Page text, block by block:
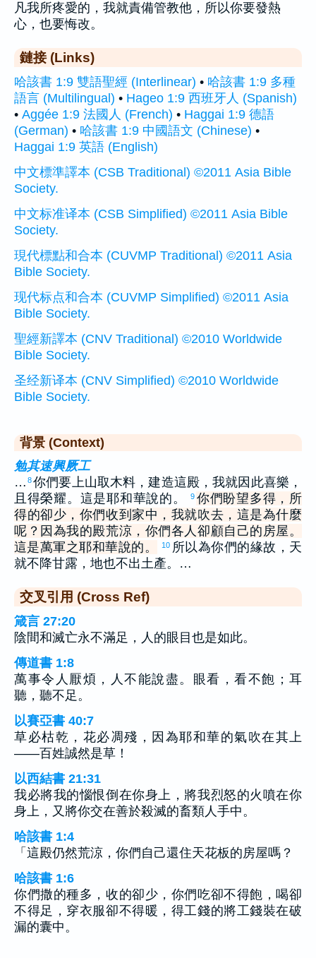
凡我所疼愛的，我就責備管教他，所以你要發熱
心，也要悔改。
鏈接 (Links)
哈該書 1:9 雙語聖經 (Interlinear) • 哈該書 1:9 多種
語言 (Multilingual) • Hageo 1:9 西班牙人 (Spanish)
• Aggée 1:9 法國人 (French) • Haggai 1:9 德語
(German) • 哈該書 1:9 中國語文 (Chinese) •
Haggai 1:9 英語 (English)
中文標準譯本 (CSB Traditional) ©2011 Asia Bible
Society.
中文标准译本 (CSB Simplified) ©2011 Asia Bible
Society.
現代標點和合本 (CUVMP Traditional) ©2011 Asia
Bible Society.
现代标点和合本 (CUVMP Simplified) ©2011 Asia
Bible Society.
聖經新譯本 (CNV Traditional) ©2010 Worldwide
Bible Society.
圣经新译本 (CNV Simplified) ©2010 Worldwide
Bible Society.
背景 (Context)
勉其速興厥工
… 8你們要上山取木料，建造這殿，我就因此喜樂，
且得榮耀。這是耶和華說的。
9 你們盼望多得，所
得的卻少，你們收到家中，我就吹去，這是為什麼
呢？因為我的殿荒涼，你們各人卻顧自己的房屋。
這是萬軍之耶和華說的。
10 所以為你們的緣故，天
就不降甘露，地也不出土產。…
交叉引用 (Cross Ref)
箴言 27:20
陰間和滅亡永不滿足，人的眼目也是如此。
傳道書 1:8
萬事令人厭煩，人不能說盡。眼看，看不飽；耳
聽，聽不足。
以賽亞書 40:7
草必枯乾，花必凋殘，因為耶和華的氣吹在其上
——百姓誠然是草！
以西結書 21:31
我必將我的惱恨倒在你身上，將我烈怒的火噴在你
身上，又將你交在善於殺滅的畜類人手中。
哈該書 1:4
「這殿仍然荒涼，你們自己還住天花板的房屋嗎？
哈該書 1:6
你們撒的種多，收的卻少，你們吃卻不得飽，喝卻
不得足，穿衣服卻不得暖，得工錢的將工錢裝在破
漏的囊中。